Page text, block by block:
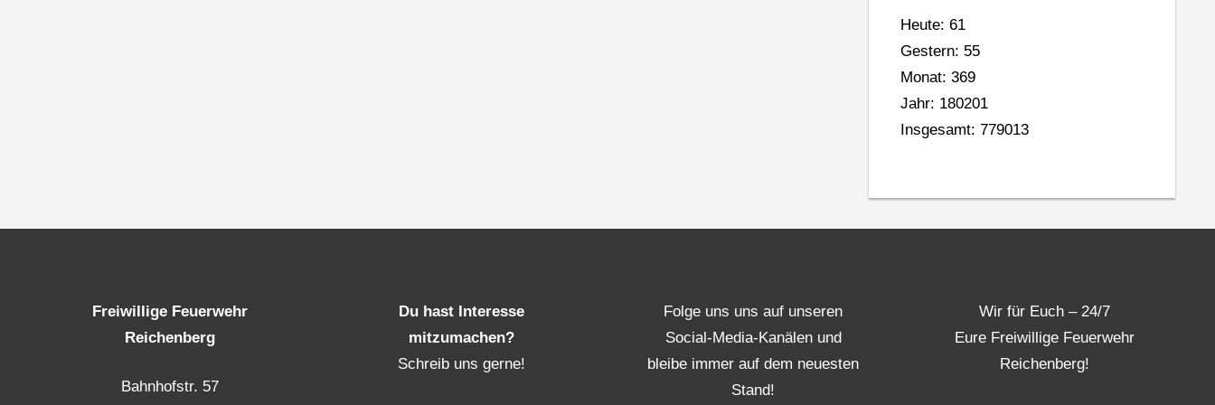
Heute: 61
Gestern: 55
Monat: 369
Jahr: 180201
Insgesamt: 779013
Freiwillige Feuerwehr
Reichenberg
Bahnhofstr. 57
Du hast Interesse
mitzumachen?
Schreib uns gerne!
Folge uns uns auf unseren
Social-Media-Kanälen und
bleibe immer auf dem neuesten
Stand!
Wir für Euch – 24/7
Eure Freiwillige Feuerwehr
Reichenberg!